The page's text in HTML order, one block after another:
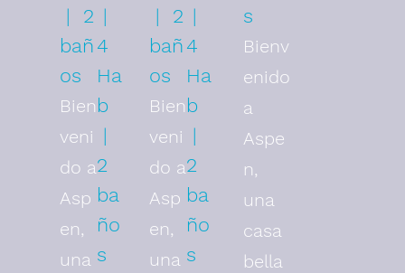
| 2
bañ
os
Bien
veni
do a
Asp
en,
una
|
4
Ha
b
|
2
ba
ño
s
| 2
bañ
os
Bien
veni
do a
Asp
en,
una
|
4
Ha
b
|
2
ba
ño
s
s
Bienv
enido
a
Aspe
n,
una
casa
bella